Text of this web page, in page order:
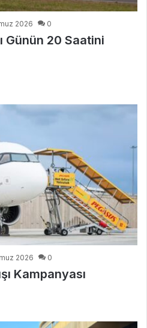
2026 0
Günün 20 Saatini
2026 0
Kampanyası